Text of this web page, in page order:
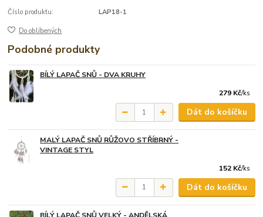
Číslo produktu: LAP18-1
Do oblíbených
Podobné produkty
BÍLÝ LAPAČ SNŮ - DVA KRUHY
279 Kč/ks
Dát do košíčku
MALÝ LAPAČ SNŮ RŮŽOVO STŘÍBRNÝ -
VINTAGE STYL
152 Kč/ks
Dát do košíčku
BÍLÝ LAPAČ SNŮ VELKÝ - ANDĚLSKÁ